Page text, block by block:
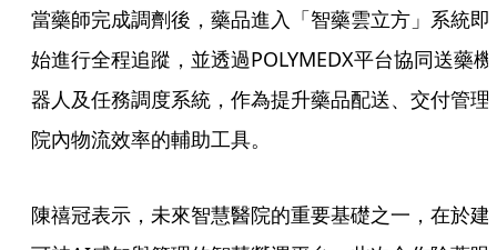
當藥師完成調劑後，藥品進入「智藥雲立方」系統即
始進行全程追蹤，並透過POLYMEDX平台協同送藥機
器人及任務調度系統，作為提升藥品配送、交付管理
院內物流效率的輔助工具。
陳禧冠表示，未來智慧醫院的重要基礎之一，在於建